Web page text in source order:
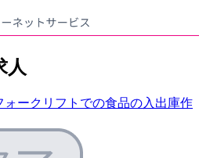
人
ークリフトでの食品の入出庫作